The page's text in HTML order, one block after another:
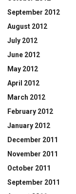
September 2012
August 2012
July 2012
June 2012
May 2012
April 2012
March 2012
February 2012
January 2012
December 2011
November 2011
October 2011
September 2011